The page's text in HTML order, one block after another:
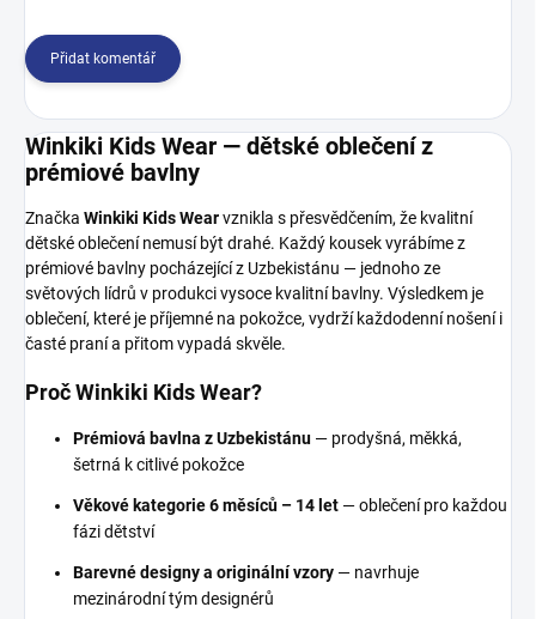
Přidat komentář
Winkiki Kids Wear — dětské oblečení z
prémiové bavlny
Značka Winkiki Kids Wearvznikla s přesvědčením, že kvalitní
dětské oblečení nemusí být drahé. Každý kousek vyrábíme z
prémiové bavlny pocházející z Uzbekistánu — jednoho ze
světových lídrů v produkci vysoce kvalitní bavlny. Výsledkem je
oblečení, které je příjemné na pokožce, vydrží každodenní nošení i
časté praní a přitom vypadá skvěle.
Proč Winkiki Kids Wear?
Prémiová bavlna z Uzbekistánu — prodyšná, měkká,
šetrná k citlivé pokožce
Věkové kategorie 6 měsíců – 14 let — oblečení pro každou
fázi dětství
Barevné designy a originální vzory — navrhuje
mezinárodní tým designérů